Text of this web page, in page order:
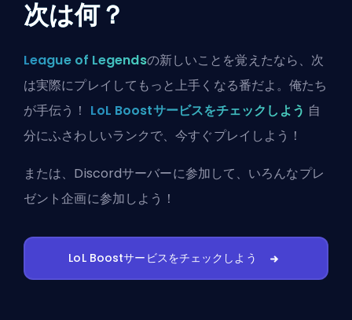
次は何？
League of Legendsの新しいことを覚えたなら、次
は実際にプレイしてもっと上手くなる番だよ。俺たち
が手伝う！ LoL Boostサービスをチェックしよう 自
分にふさわしいランクで、今すぐプレイしよう！
または、 Discordサーバーに参加して、いろんなプレ
ゼント企画に参加しよう！
LoL Boostサービスをチェックしよう